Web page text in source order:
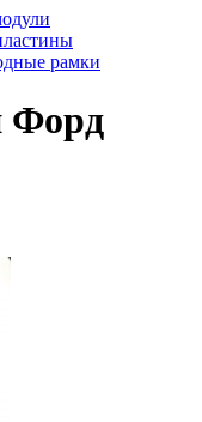
рамки
Форд